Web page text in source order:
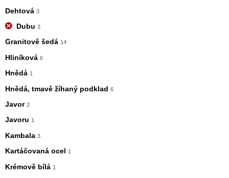
Dehtová 3
Dubu 3
Granitově šedá 14
Hliníková 6
Hnědá 1
Hnědá, tmavě žíhaný podklad 6
Javor 2
Javoru 1
Kambala 3
Kartáčovaná ocel 1
Krémově bílá 1